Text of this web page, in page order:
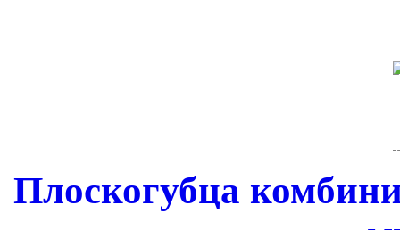
Плоскогубца